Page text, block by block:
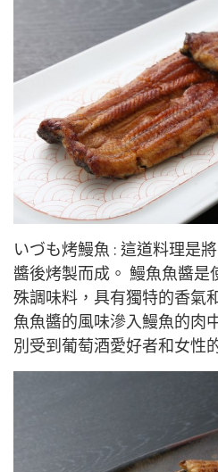
いづも烤鰻魚 : 這道料理是
醬後烤製而成。 鰻魚魚醬是
殊調味料，具有獨特的香氣
魚魚醬的風味滲入鰻魚的肉
別受到葡萄酒愛好者和女性